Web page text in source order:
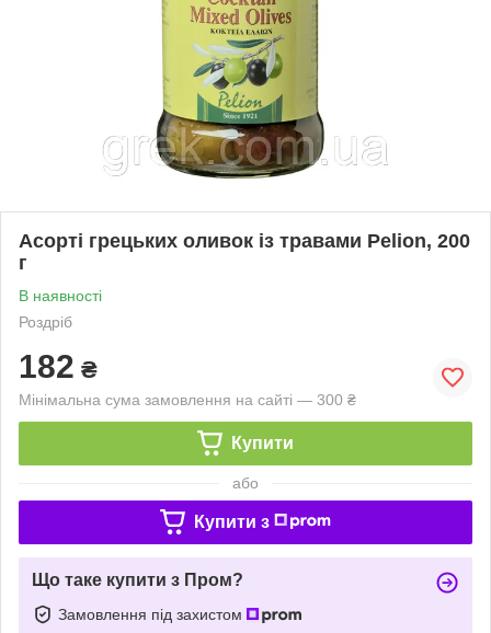
Асорті грецьких оливок із травами Pelion, 200
г
В наявності
Роздріб
182 ₴
Мінімальна сума замовлення на сайті — 300 ₴
Купити
або
Купити з
Що таке купити з Пром?
Замовлення під захистом